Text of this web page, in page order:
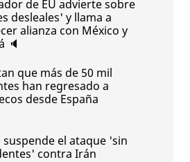
de EU advierte sobre
desleales' y llama a
alianza con México y
🔈
que más de 50 mil
han regresado a
desde España
el ataque 'sin
contra Irán